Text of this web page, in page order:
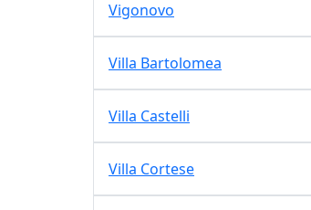
Vigonovo
Villa Bartolomea
Villa Castelli
Villa Cortese